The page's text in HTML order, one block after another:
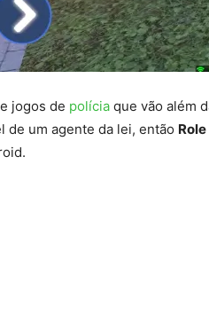
jogos de polícia que vão além
de um agente da lei, então